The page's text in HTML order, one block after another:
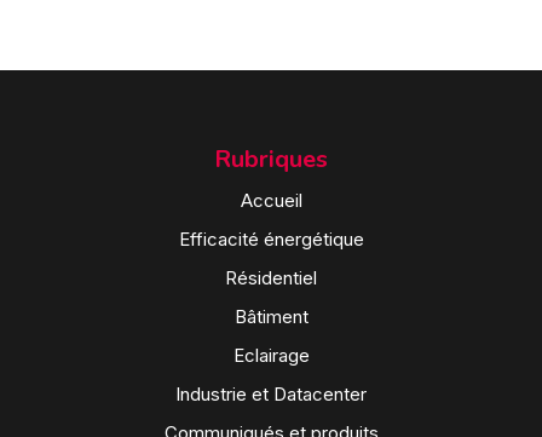
Rubriques
Accueil
Efficacité énergétique
Résidentiel
Bâtiment
Eclairage
Industrie et Datacenter